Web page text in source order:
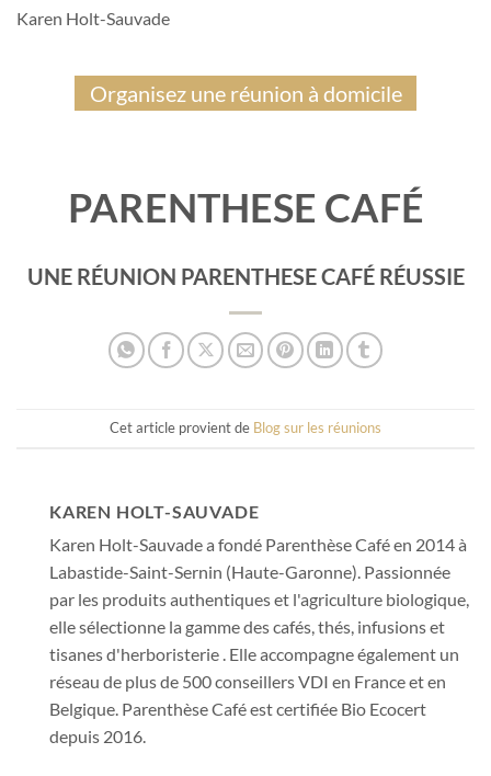
Karen Holt-Sauvade
Organisez une réunion à domicile
PARENTHESE CAFÉ
UNE RÉUNION PARENTHESE CAFÉ RÉUSSIE
Cet article provient de Blog sur les réunions
KAREN HOLT-SAUVADE
Karen Holt-Sauvade a fondé Parenthèse Café en 2014 à
Labastide-Saint-Sernin (Haute-Garonne). Passionnée
par les produits authentiques et l'agriculture biologique,
elle sélectionne la gamme des cafés, thés, infusions et
tisanes d'herboristerie . Elle accompagne également un
réseau de plus de 500 conseillers VDI en France et en
Belgique. Parenthèse Café est certifiée Bio Ecocert
depuis 2016.